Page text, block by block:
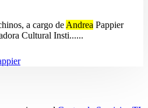
a cargo de Andrea Pappier
Cultural Insti......